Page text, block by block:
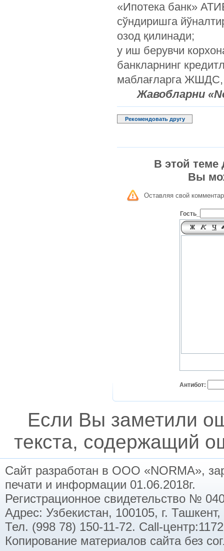
«Ипотека банк»
сўндиришга
озод қилинади;
у иш берувчи
банкларнинг
маблағларга ЖШДС,
Жавобларни
Рекомендовать другу
В этой теме
Вы
Оставляя свой
Гость_
Антибот:
Если Вы заметили
текста, содержащий
Сайт разработан в ООО «NORMA»,
печати и информации 01.06.2018г.
Регистрационное свидетельство №
Адрес: Узбекистан, 100105, г.
Тел. (998 78) 150-11-72. Call-
Копирование материалов сайта без